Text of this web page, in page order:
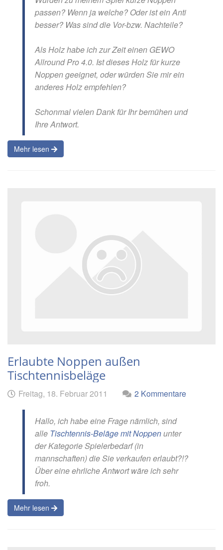
passen? Wenn ja welche? Oder ist ein Anti
besser? Was sind die Vor-bzw. Nachteile?
Als Holz habe ich zur Zeit einen GEWO
Allround Pro 4.0. Ist dieses Holz für kurze
Noppen geeignet, oder würden Sie mir ein
anderes Holz empfehlen?
Schonmal vielen Dank für Ihr bemühen und
Ihre Antwort.
Mehr lesen
Erlaubte Noppen außen
Tischtennisbeläge
Geschrieben
am Freitag, 18. Februar 2011 2 Kommentare
Hallo, ich habe eine Frage nämlich, sind
alle Tischtennis-Beläge mit Noppenunter
der Kategorie Spielerbedarf (in
mannschaften) die Sie verkaufen erlaubt?!?
Über eine ehrliche Antwort wäre ich sehr
froh.
Mehr lesen